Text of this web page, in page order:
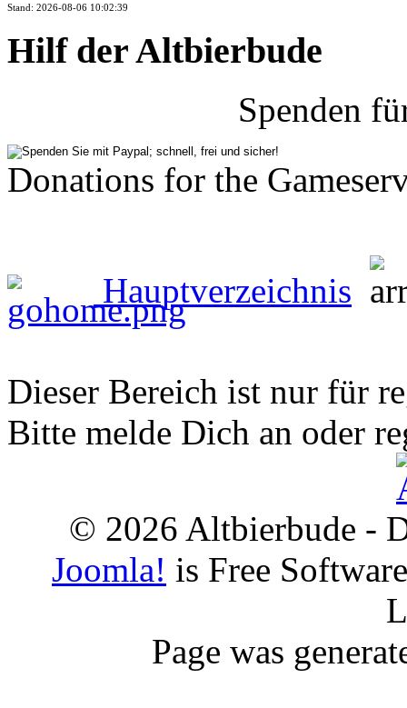
Stand: 2026-08-06 10:02:39
Hilf der Altbierbude
Spenden
Donations for the
Hauptverzeichnis
Dieser Bereich ist nur für
Bitte melde Dich an oder
© 2026 Altbierbude -
Joomla! is Free
Page was